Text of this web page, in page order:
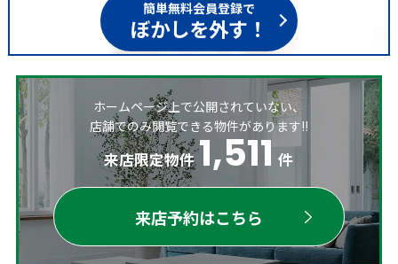
簡単無料会員登録で
ぼかしを外す！
ホームページ上で公開されていない、
店舗でのみ閲覧できる物件があります!!
来店限定物件 1,511 件
来店予約はこちら